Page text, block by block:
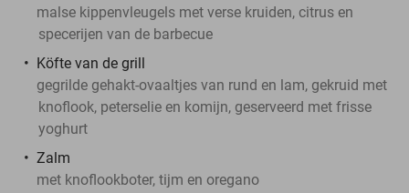
malse kippenvleugels met verse kruiden, citrus en
specerijen van de barbecue
Köfte van de grill
gegrilde gehakt-ovaaltjes van rund en lam, gekruid met
knoflook, peterselie en komijn, geserveerd met frisse
yoghurt
Zalm
met knoflookboter, tijm en oregano